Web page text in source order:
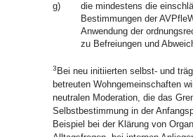
g)
die mindestens die
Bestimmungen der
Anwendung der
zu Befreiungen und
3 Bei neu initiierten selbst- und
betreuten Wohngemeinschaften
neutralen Moderation, die das
Selbstbestimmung in der
Beispiel bei der Klärung von